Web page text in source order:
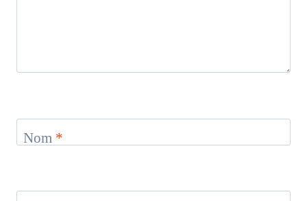
Nom *